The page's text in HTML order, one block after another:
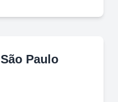
São Paulo